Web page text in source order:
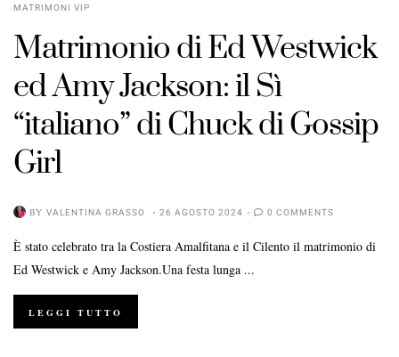
MATRIMONI VIP
Matrimonio di Ed Westwick
ed Amy Jackson: il Sì
“italiano” di Chuck di Gossip
Girl
BY VALENTINA GRASSO 26 AGOSTO 2024 0 COMMENTS
È stato celebrato tra la Costiera Amalfitana e il Cilento il matrimonio di
Ed Westwick e Amy Jackson.Una festa lunga ...
LEGGI TUTTO